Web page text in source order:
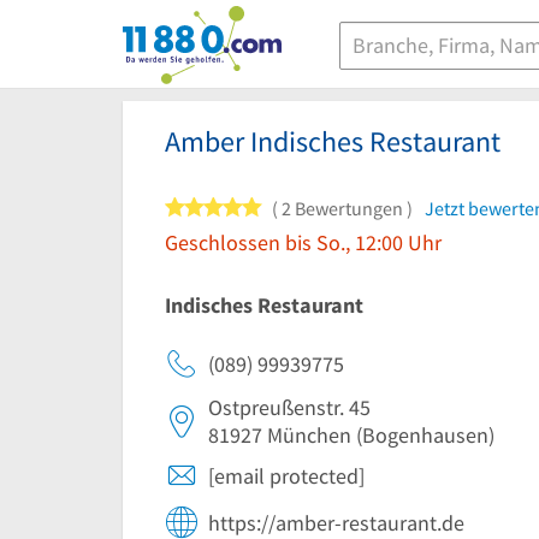
11880.com
Amber Indisches Restaurant
5 von 5 Sternen
2 Bewertungen Jetzt
Geschlossen bis So., 12:00 Uhr
Indisches Restaurant
(089) 99939775
Ostpreußenstr. 45
81927 München (Bogenhausen)
[email protected]
https://amber-restaurant.de